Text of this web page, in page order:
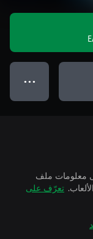
● ● ●
معلومات ملف
تعرّف على